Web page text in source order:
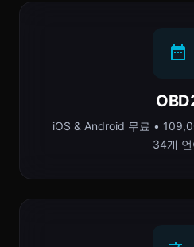
iOS & Android 무료 •
34개 언